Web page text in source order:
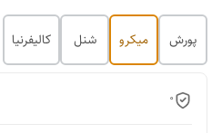
پورش میکرو شنل کالیفرنیا
0